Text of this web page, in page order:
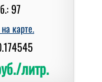
97
карте.
литр.